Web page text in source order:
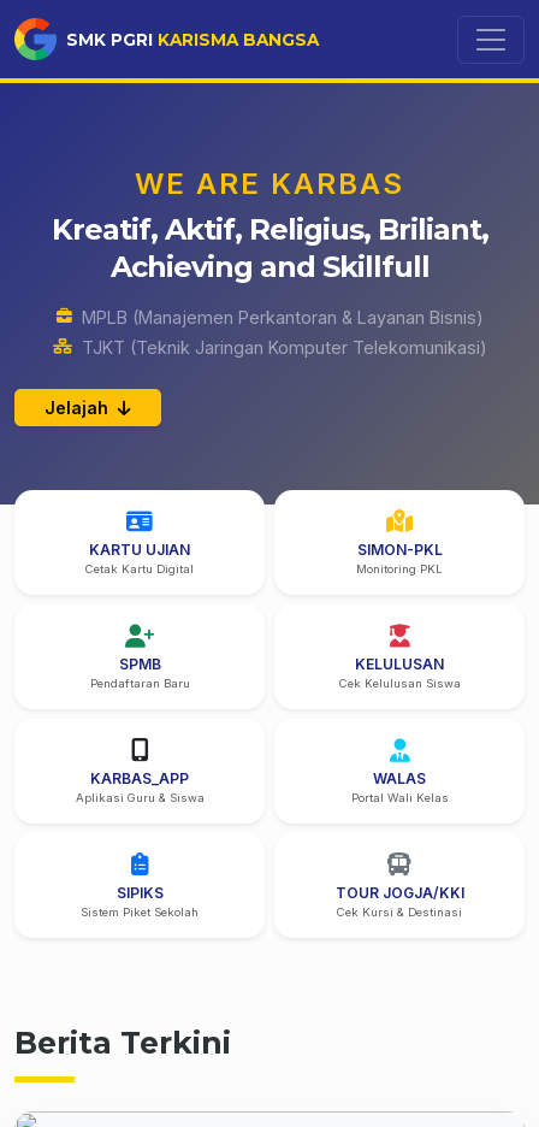
SMK PGRI KARISMA BANGSA
WE ARE KARBAS
Kreatif, Aktif, Religius, Briliant,
Achieving and Skillfull
MPLB (Manajemen Perkantoran & Layanan Bisnis)
TJKT (Teknik Jaringan Komputer Telekomunikasi)
Jelajah
KARTU UJIAN
Cetak Kartu Digital
SIMON-PKL
Monitoring PKL
SPMB
Pendaftaran Baru
KELULUSAN
Cek Kelulusan Siswa
KARBAS_APP
Aplikasi Guru & Siswa
WALAS
Portal Wali Kelas
SIPIKS
Sistem Piket Sekolah
TOUR JOGJA/KKI
Cek Kursi & Destinasi
Berita Terkini